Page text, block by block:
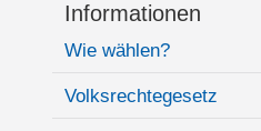
Informationen
Wie wählen?
Volksrechtegesetz